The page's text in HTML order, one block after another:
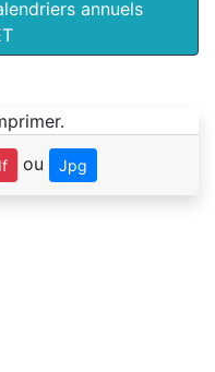
annuels
ou Jpg